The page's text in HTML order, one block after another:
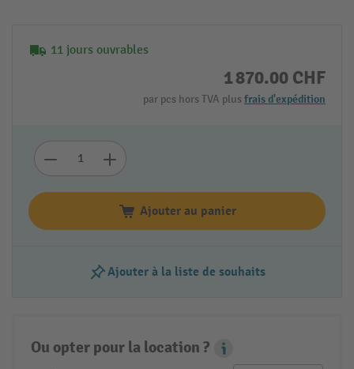
11 jours ouvrables
1 870.00 CHF
par pcs hors TVA plus frais d'expédition
Ajouter au panier
Ajouter à la liste de souhaits
Ou opter pour la location ?
Leasing Popover